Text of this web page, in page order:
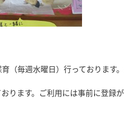
（毎週水曜日）行っております
ります。ご利用には事前に登録